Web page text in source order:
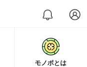
モノポとは